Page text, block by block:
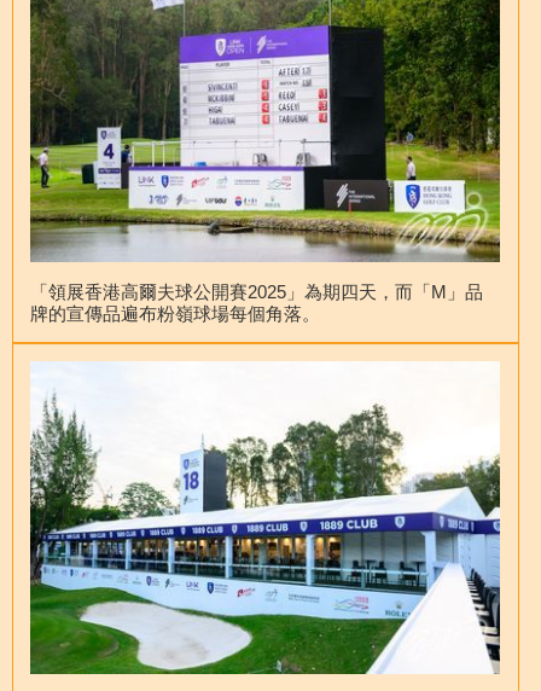
「領展香港高爾夫球公開賽2025」為期四天，而「M」品
牌的宣傳品遍布粉嶺球場每個角落。